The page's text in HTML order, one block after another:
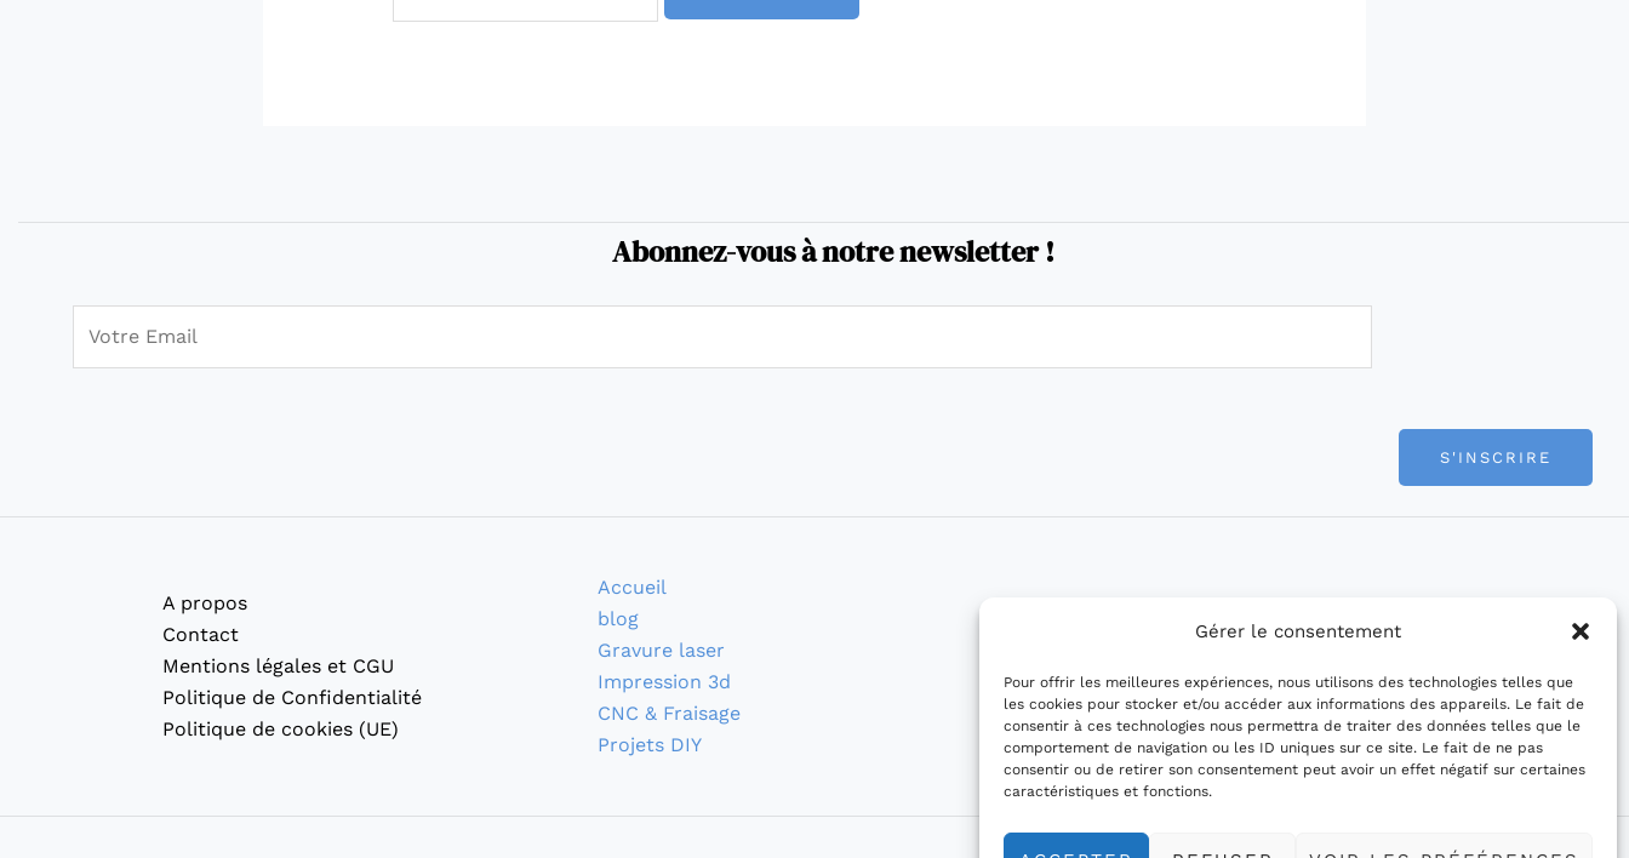
Gérer le consentement
Pour offrir les meilleures expériences, nous utilisons des technologies telles que
les cookies pour stocker et/ou accéder aux informations des appareils. Le fait de
consentir à ces technologies nous permettra de traiter des données telles que le
comportement de navigation ou les ID uniques sur ce site. Le fait de ne pas
consentir ou de retirer son consentement peut avoir un effet négatif sur certaines
caractéristiques et fonctions.
Abonnez-vous à notre newsletter !
S'INSCRIRE
A propos
Contact
Mentions légales et CGU
Politique de Confidentialité
Politique de cookies (UE)
Accueil
blog
Gravure laser
Impression 3d
CNC & Fraisage
Projets DIY